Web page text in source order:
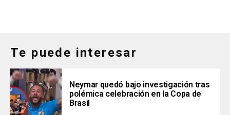
Te puede interesar
Neymar quedó bajo investigación tras
polémica celebración en la Copa de
Brasil